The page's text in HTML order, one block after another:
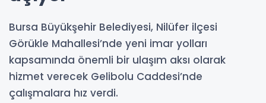
Bursa Büyükşehir Belediyesi, Nilüfer ilçesi
Görükle Mahallesi’nde yeni imar yolları
kapsamında önemli bir ulaşım aksı olarak
hizmet verecek Gelibolu Caddesi’nde
çalışmalara hız verdi.